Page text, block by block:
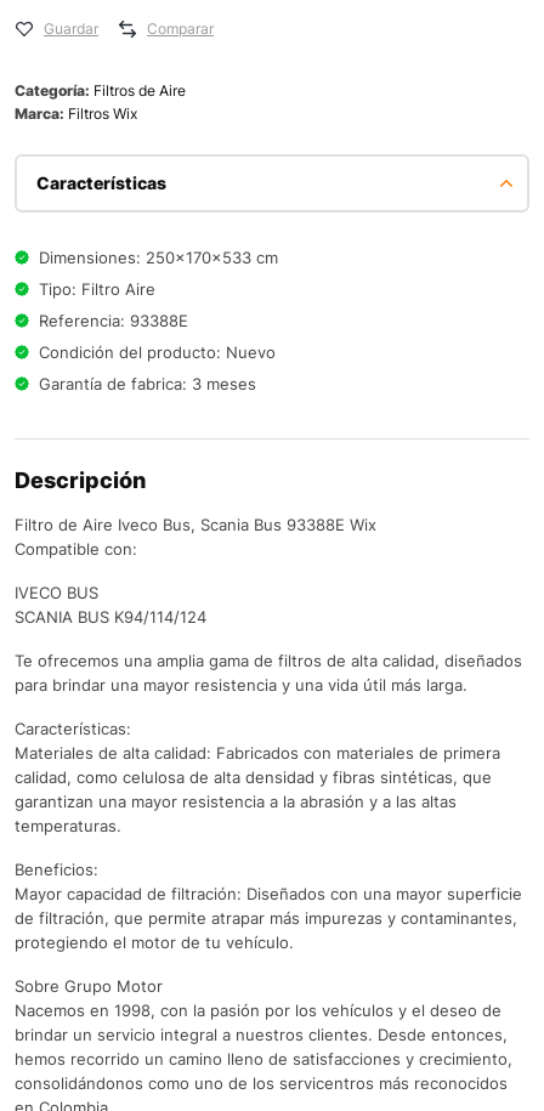
Guardar Comparar
Categoría: Filtros de Aire
Marca: Filtros Wix
Características
Dimensiones: 250x170x533 cm
Tipo: Filtro Aire
Referencia: 93388E
Condición del producto: Nuevo
Garantía de fabrica: 3 meses
Descripción
Filtro de Aire Iveco Bus, Scania Bus 93388E Wix
Compatible con:
IVECO BUS
SCANIA BUS K94/114/124
Te ofrecemos una amplia gama de filtros de alta calidad, diseñados
para brindar una mayor resistencia y una vida útil más larga.
Características:
Materiales de alta calidad: Fabricados con materiales de primera
calidad, como celulosa de alta densidad y fibras sintéticas, que
garantizan una mayor resistencia a la abrasión y a las altas
temperaturas.
Beneficios:
Mayor capacidad de filtración: Diseñados con una mayor superficie
de filtración, que permite atrapar más impurezas y contaminantes,
protegiendo el motor de tu vehículo.
Sobre Grupo Motor
Nacemos en 1998, con la pasión por los vehículos y el deseo de
brindar un servicio integral a nuestros clientes. Desde entonces,
hemos recorrido un camino lleno de satisfacciones y crecimiento,
consolidándonos como uno de los servicentros más reconocidos